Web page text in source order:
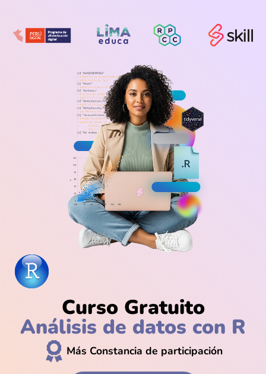
Curso Gratuito
Análisis de datos con R
Más Constancia de participación